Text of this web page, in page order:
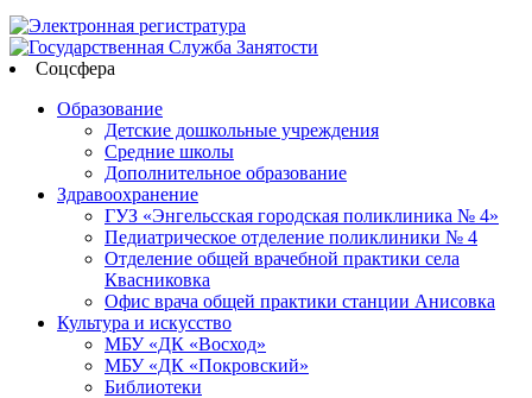
Соцсфера
Образование
Детские дошкольные учреждения
Средние школы
Дополнительное образование
Здравоохранение
ГУЗ «Энгельсская городская поликлиника № 4»
Педиатрическое отделение поликлиники № 4
Отделение общей врачебной практики села
Квасниковка
Офис врача общей практики станции Анисовка
Культура и искусство
МБУ «ДК «Восход»
МБУ «ДК «Покровский»
Библиотеки